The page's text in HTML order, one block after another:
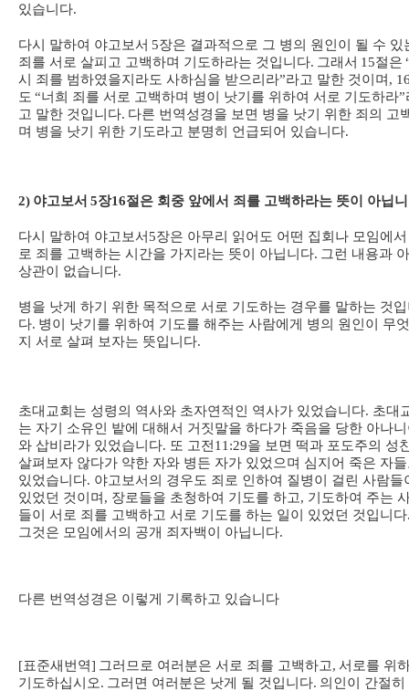
있습니다.
다시 말하여 야고보서 5장은 결과적으로 그 병의 원인이 될 수 있
죄를 서로 살피고 고백하며 기도하라는 것입니다. 그래서 15절은
시 죄를 범하였을지라도 사하심을 받으리라”라고 말한 것이며 ,
도 “너희 죄를 서로 고백하며 병이 낫기를 위하여 서로 기도하라”
고 말한 것입니다. 다른 번역성경을 보면 병을 낫기 위한 죄의 고
며 병을 낫기 위한 기도라고 분명히 언급되어 있습니다.
2) 야고보서 5장16절은 회중 앞에서 죄를 고백하라는 뜻이 아닙
다시 말하여 야고보서 5장은 아무리 읽어도 어떤 집회나 모임에
로 죄를 고백하는 시간을 가지라는 뜻이 아닙니다. 그런 내용과
상관이 없습니다.
병을 낫게 하기 위한 목적으로 서로 기도하는 경우를 말하는 것
다. 병이 낫기를 위하여 기도를 해주는 사람에게 병의 원인이 무
지 서로 살펴 보자는 뜻입니다.
초대교회는 성령의 역사와 초자연적인 역사가 있었습니다. 초대
는 자기 소유인 밭에 대해서 거짓말을 하다가 죽음을 당한 아나
와 삽비라가 있었습니다. 또 고전 11:29을 보면 떡과 포도주의 성
살펴보자 않다가 약한 자와 병든 자가 있었으며 심지어 죽은 자
있었습니다. 야고보서의 경우도 죄로 인하여 질병이 걸린 사람들
있었던 것이며 , 장로들을 초청하여 기도를 하고, 기도하여 주는
들이 서로 죄를 고백하고 서로 기도를 하는 일이 있었던 것입니다
그것은 모임에서의 공개 죄자백이 아닙니다.
다른 번역성경은 이렇게 기록하고 있습니다
[표준새번역] 그러므로 여러분은 서로 죄를 고백하고, 서로를 위
기도하십시오. 그러면 여러분은 낫게 될 것입니다. 의인이 간절히